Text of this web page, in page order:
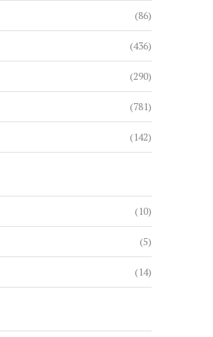
(86)
(436)
(290)
(781)
(142)
(10)
(5)
(14)